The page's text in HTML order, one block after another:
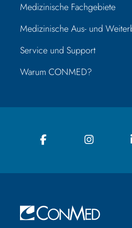
Medizinische Fachgebiete
Medizinische Aus- und
Service und Support
Warum CONMED?